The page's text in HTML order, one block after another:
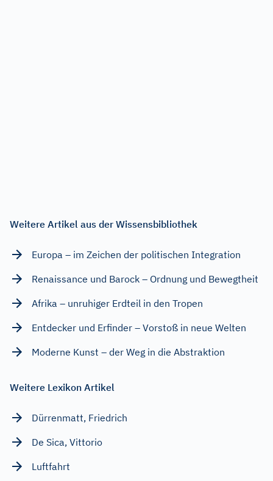
Weitere Artikel aus der Wissensbibliothek
Europa – im Zeichen der politischen Integration
Renaissance und Barock – Ordnung und Bewegtheit
Afrika – unruhiger Erdteil in den Tropen
Entdecker und Erfinder – Vorstoß in neue Welten
Moderne Kunst – der Weg in die Abstraktion
Weitere Lexikon Artikel
Dürrenmatt, Friedrich
De Sica, Vittorio
Luftfahrt